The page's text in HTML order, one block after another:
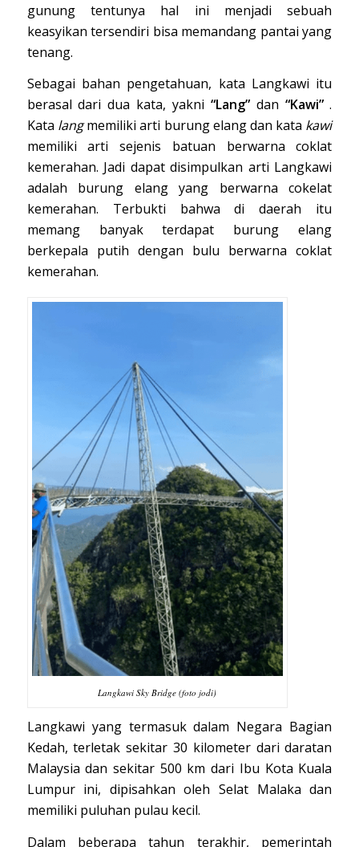
gunung tentunya hal ini menjadi sebuah
keasyikan tersendiri bisa memandang pantai yang
tenang.
Sebagai bahan pengetahuan, kata Langkawi itu
berasal dari dua kata, yakni “Lang”dan “Kawi”.
Kata langmemiliki arti burung elang dan kata kawi
memiliki arti sejenis batuan berwarna coklat
kemerahan. Jadi dapat disimpulkan arti Langkawi
adalah burung elang yang berwarna cokelat
kemerahan. Terbukti bahwa di daerah itu
memang banyak terdapat burung elang
berkepala putih dengan bulu berwarna coklat
kemerahan.
Langkawi Sky Bridge (foto jodi)
Langkawi yang termasuk dalam Negara Bagian
Kedah, terletak sekitar 30 kilometer dari daratan
Malaysia dan sekitar 500 km dari Ibu Kota Kuala
Lumpur ini, dipisahkan oleh Selat Malaka dan
memiliki puluhan pulau kecil.
Dalam beberapa tahun terakhir, pemerintah